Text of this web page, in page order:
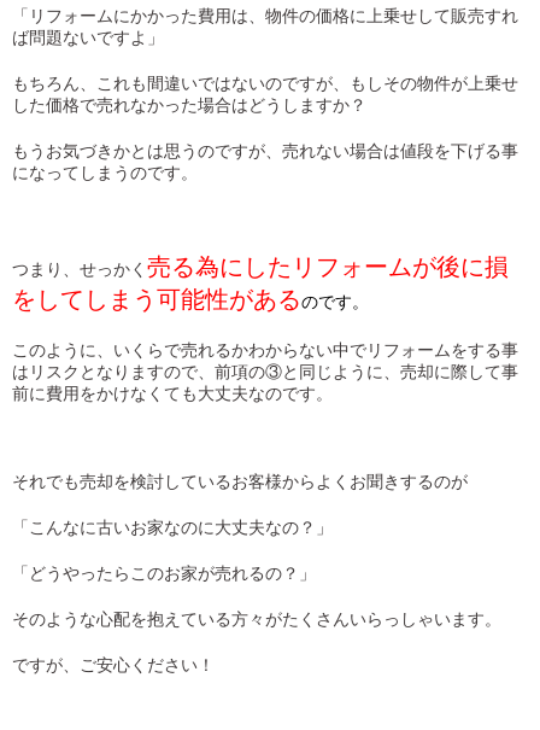
「リフォームにかかった費用は、物件の価格に上乗せして販売すれ
ば問題ないですよ」
もちろん、これも間違いではないのですが、もしその物件が上乗せ
した価格で売れなかった場合はどうしますか？
もうお気づきかとは思うのですが、売れない場合は値段を下げる事
になってしまうのです。
つまり、せっかく 売る為にしたリフォームが後に損
をしてしまう可能性があるのです。
このように、いくらで売れるかわからない中でリフォームをする事
はリスクとなりますので、前項の③と同じように、売却に際して事
前に費用をかけなくても大丈夫なのです。
それでも売却を検討しているお客様からよくお聞きするのが
「こんなに古いお家なのに大丈夫なの？」
「どうやったらこのお家が売れるの？」
そのような心配を抱えている方々がたくさんいらっしゃいます。
ですが、ご安心ください！